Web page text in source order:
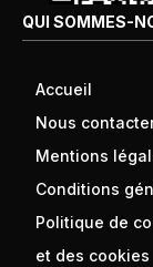
QUI SOMMES-
Accueil
Nous
Mentions
Conditions
Politique de
et des cookies